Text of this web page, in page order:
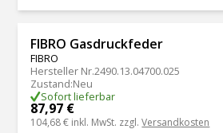
FIBRO Gasdruckfeder
FIBRO
Hersteller Nr.2490.13.04700.025
Zustand:Neu
Sofort lieferbar
87,97 €
104,68 € inkl. MwSt. zzgl.Versandkosten